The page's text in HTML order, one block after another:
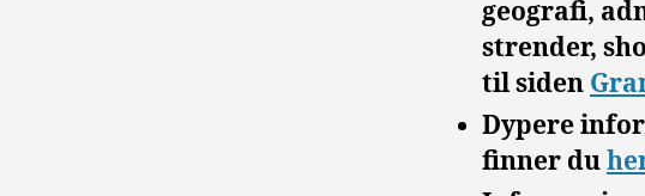
geografi,
strender,
til siden
Dypere
finner du